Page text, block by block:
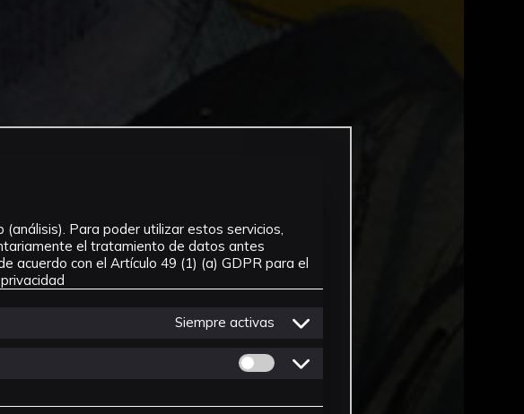
Para poder utilizar estos servicios,
el tratamiento de datos antes
acuerdo con el Artículo 49 (1) (a) GDPR para el
Siempre activas
Permitir cookies de Personalizacion